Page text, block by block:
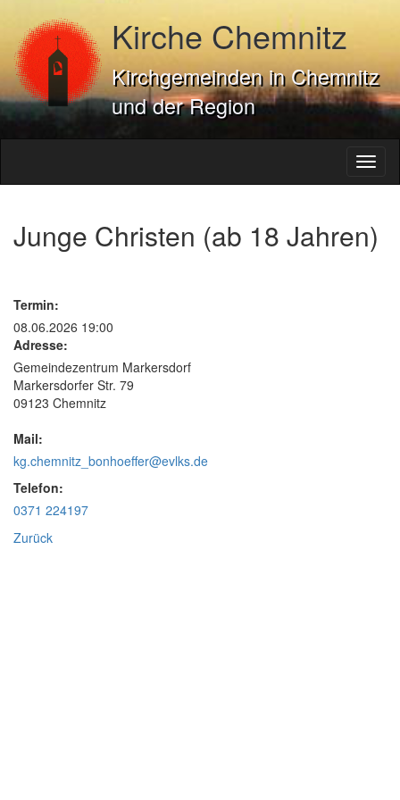
Kirche Chemnitz
Kirchgemeinden in Chemnitz
und der Region
Junge Christen (ab 18 Jahren)
Termin:
08.06.2026 19:00
Adresse:
Gemeindezentrum Markersdorf
Markersdorfer Str. 79
09123 Chemnitz
Mail:
kg.chemnitz_bonhoeffer@evlks.de
Telefon:
0371 224197
Zurück